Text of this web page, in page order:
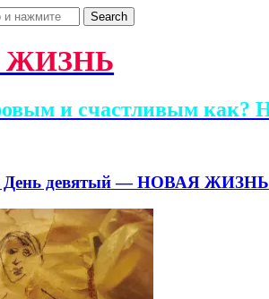
ЖИЗНЬ
и счастливым как?
День девятый — НОВАЯ ЖИЗНЬ